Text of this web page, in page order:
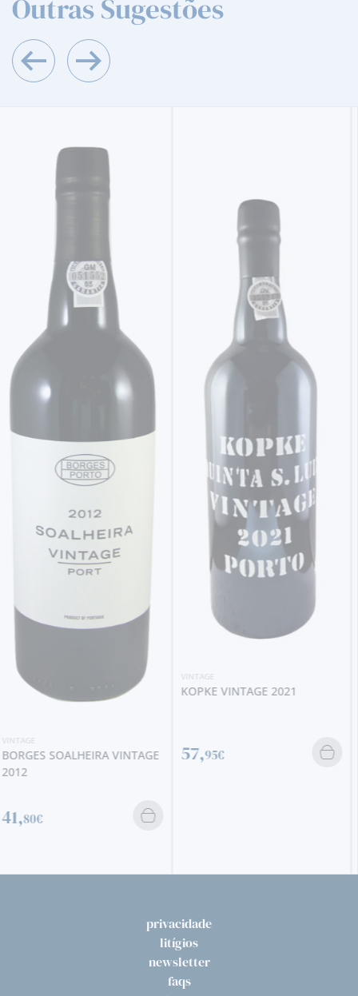
Outras Sugestões
VINTAGE
KOPKE VINTAGE 2021
57,95€
privacidade
litígios
newsletter
faqs